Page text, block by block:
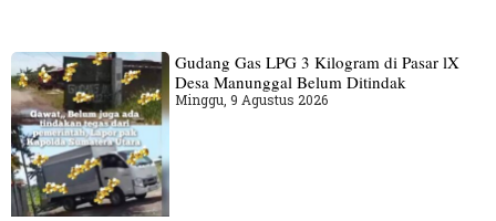
Gudang‎ Gas LPG 3 Kilogram di Pasar lX
Desa Manunggal Belum Ditindak
Minggu, 9 Agustus 2026